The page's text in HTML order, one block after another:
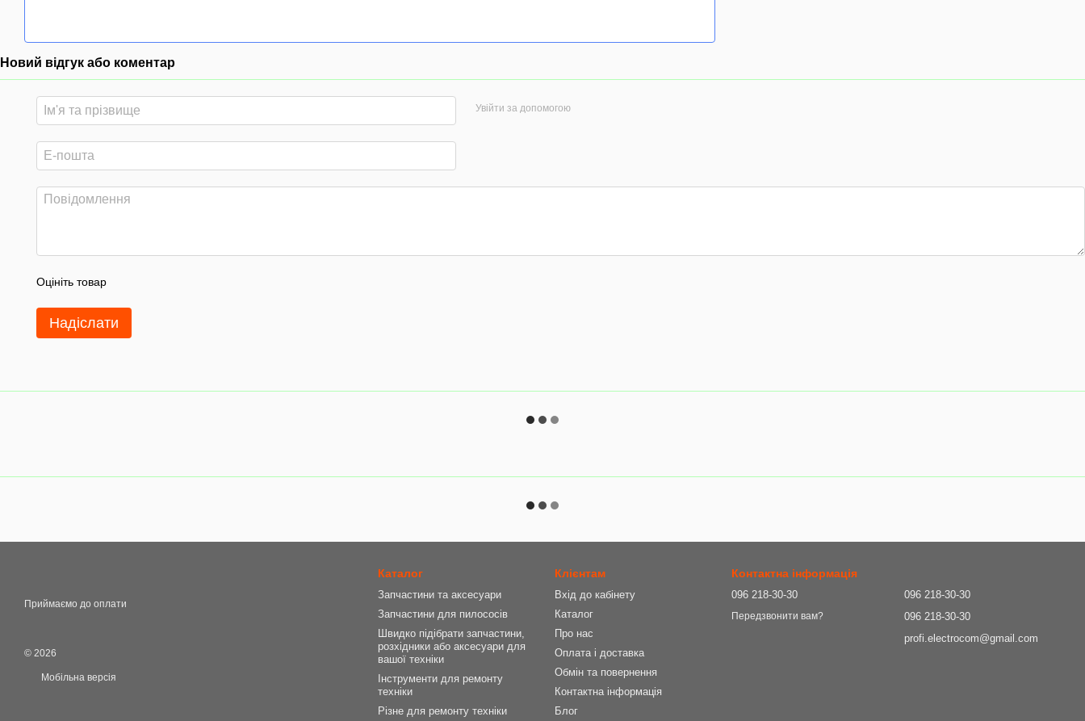
Новий відгук або коментар
Увійти за допомогою
Оцініть товар
Надіслати
Приймаємо до оплати
© 2026
Мобільна версія
Каталог
Запчастини та аксесуари
Запчастини для пилососів
Швидко підібрати запчастини,
розхідники або аксесуари для
вашої техніки
Інструменти для ремонту
техніки
Різне для ремонту техніки
Клієнтам
Вхід до кабінету
Каталог
Про нас
Оплата і доставка
Обмін та повернення
Контактна інформація
Блог
Контактна інформація
096 218-30-30
Передзвонити вам?
096 218-30-30
096 218-30-30
profi.electrocom@gmail.com